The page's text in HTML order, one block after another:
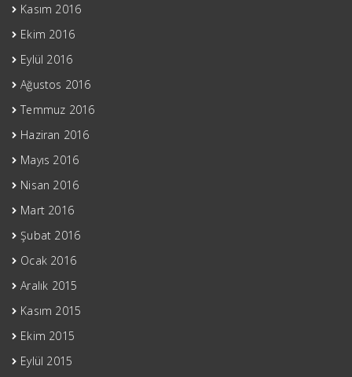
Kasım 2016
Ekim 2016
Eylül 2016
Ağustos 2016
Temmuz 2016
Haziran 2016
Mayıs 2016
Nisan 2016
Mart 2016
Şubat 2016
Ocak 2016
Aralık 2015
Kasım 2015
Ekim 2015
Eylül 2015